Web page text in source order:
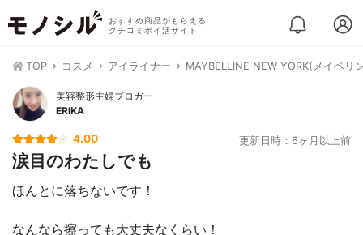
おすすめ商品がもらえる
クチコミポイ活サイト
TOP コスメ アイライナー MAYBELLINE NEW YORK(メイベ
美容整形主婦ブロガー
ERIKA
4.00 更新日時：6ヶ月以上前
涙目のわたしでも
ほんとに落ちないです！
なんなら擦っても大丈夫なくらい！